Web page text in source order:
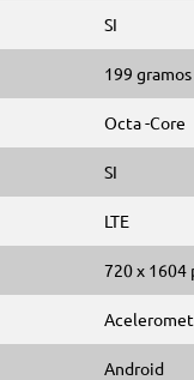
SI
199 gramos
Octa -Core
SI
LTE
720 x 1604
Android